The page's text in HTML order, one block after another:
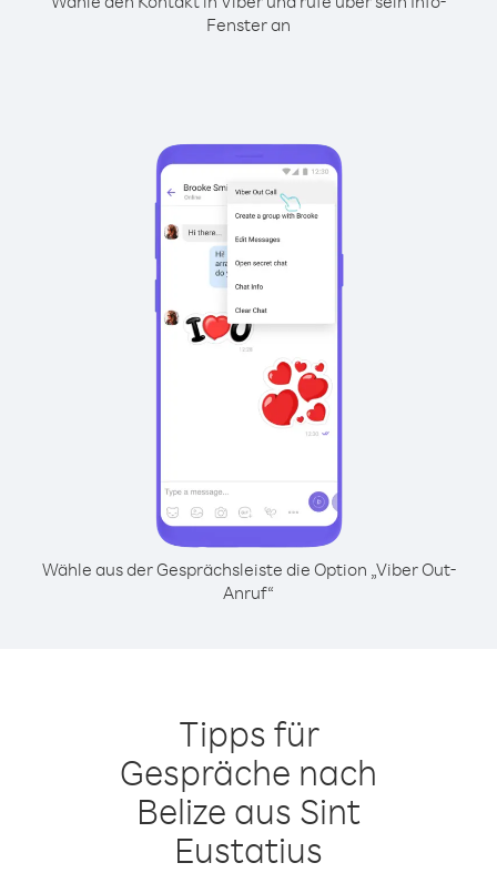
Fenster an
Wähle aus der Gesprächsleiste die Option „Viber Out-
Anruf“
Tipps für
Gespräche nach
Belize aus Sint
Eustatius